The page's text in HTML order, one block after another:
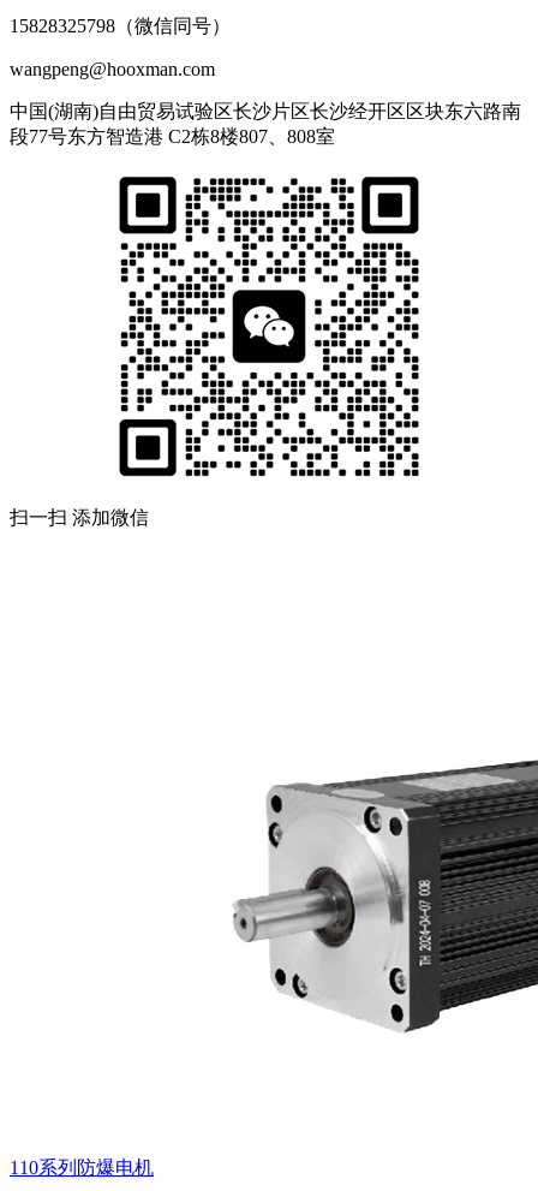
15828325798（微信同号）
wangpeng@hooxman.com
中国(湖南)自由贸易试验区长沙片区长沙经开区区块东六路南
段77号东方智造港 C2栋8楼807、808室
扫一扫 添加微信
110系列防爆电机